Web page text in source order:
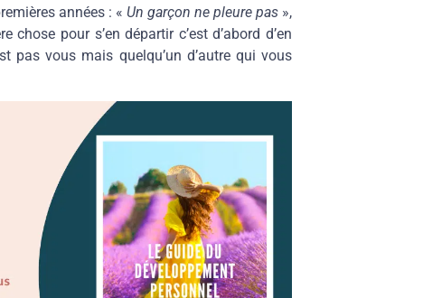
années : « Un garçon ne pleure pas »,
chose pour s’en départir c’est d’abord d’en
pas vous mais quelqu’un d’autre qui vous